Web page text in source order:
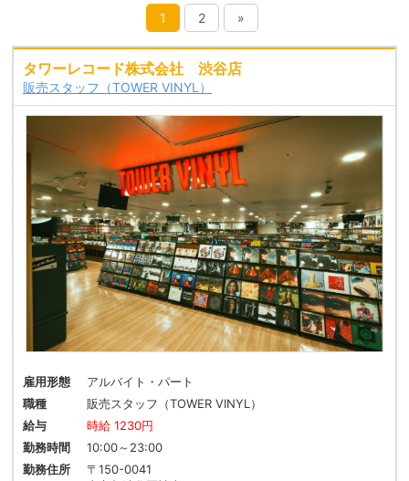
1 2 »
タワーレコード株式会社 渋谷店
販売スタッフ（TOWER VINYL）
雇用形態
アルバイト・パート
職種
販売スタッフ（TOWER VINYL）
給与
時給 1230円
勤務時間
10:00～23:00
勤務住所
〒150-0041